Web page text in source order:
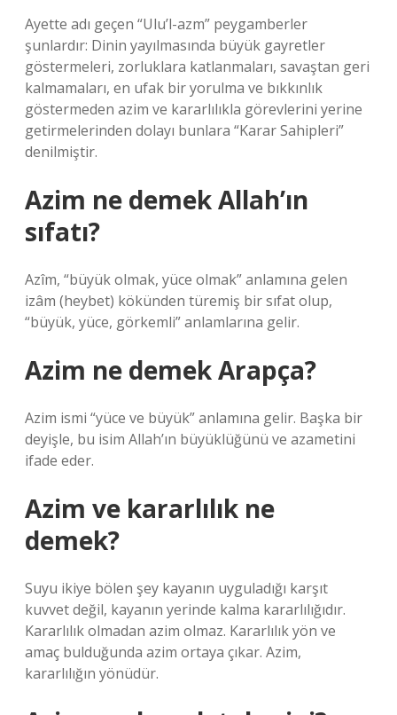
Ayette adı geçen “Ulu’l-azm” peygamberler
şunlardır: Dinin yayılmasında büyük gayretler
göstermeleri, zorluklara katlanmaları, savaştan geri
kalmamaları, en ufak bir yorulma ve bıkkınlık
göstermeden azim ve kararlılıkla görevlerini yerine
getirmelerinden dolayı bunlara “Karar Sahipleri”
denilmiştir.
Azim ne demek Allah’ın
sıfatı?
Azîm, “büyük olmak, yüce olmak” anlamına gelen
izâm (heybet) kökünden türemiş bir sıfat olup,
“büyük, yüce, görkemli” anlamlarına gelir.
Azim ne demek Arapça?
Azim ismi “yüce ve büyük” anlamına gelir. Başka bir
deyişle, bu isim Allah’ın büyüklüğünü ve azametini
ifade eder.
Azim ve kararlılık ne
demek?
Suyu ikiye bölen şey kayanın uyguladığı karşıt
kuvvet değil, kayanın yerinde kalma kararlılığıdır.
Kararlılık olmadan azim olmaz. Kararlılık yön ve
amaç bulduğunda azim ortaya çıkar. Azim,
kararlılığın yönüdür.